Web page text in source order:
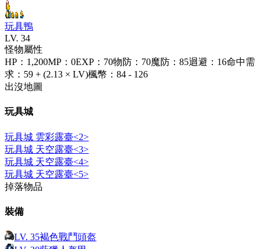
玩具鴨
LV. 34
怪物屬性
HP ： 1,200MP ： 0EXP ： 70物防 ： 70魔防 ： 85迴避 ： 16命中需
求 ： 59 + (2.13 × LV)楓幣 ： 84 - 126
出沒地圖
玩具城
玩具城 雲彩露臺<2>
玩具城 天空露臺<3>
玩具城 天空露臺<4>
玩具城 天空露臺<5>
掉落物品
裝備
LV. 35褐色戰鬥頭盔